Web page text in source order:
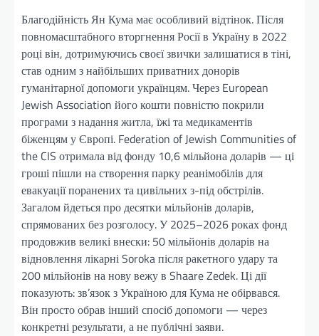
Благодійність Ян Кума має особливий відтінок. Після
повномасштабного вторгнення Росії в Україну в 2022
році він, дотримуючись своєї звички залишатися в тіні,
став одним з найбільших приватних донорів
гуманітарної допомоги українцям. Через European
Jewish Association його кошти повністю покрили
програми з надання житла, їжі та медикаментів
біженцям у Європі. Federation of Jewish Communities of
the CIS отримала від фонду 10,6 мільйона доларів — ці
гроші пішли на створення парку реанімобілів для
евакуації поранених та цивільних з-під обстрілів.
Загалом йдеться про десятки мільйонів доларів,
спрямованих без розголосу. У 2025–2026 роках фонд
продовжив великі внески: 50 мільйонів доларів на
відновлення лікарні Soroka після ракетного удару та
200 мільйонів на нову вежу в Shaare Zedek. Ці дії
показують: зв’язок з Україною для Кума не обірвався.
Він просто обрав інший спосіб допомоги — через
конкретні результати, а не публічні заяви.